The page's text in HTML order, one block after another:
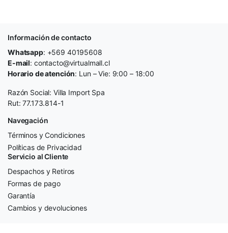
Información de contacto
Whatsapp: +569 40195608
E-mail: contacto@virtualmall.cl
Horario de atención: Lun – Vie: 9:00 – 18:00
Razón Social: Villa Import Spa
Rut: 77.173.814-1
Navegación
Términos y Condiciones
Políticas de Privacidad
Servicio al Cliente
Despachos y Retiros
Formas de pago
Garantía
Cambios y devoluciones